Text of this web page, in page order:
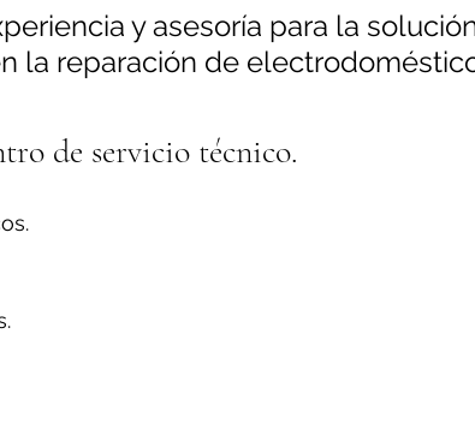
y asesoría para la
la reparación de
de servicio técnico.